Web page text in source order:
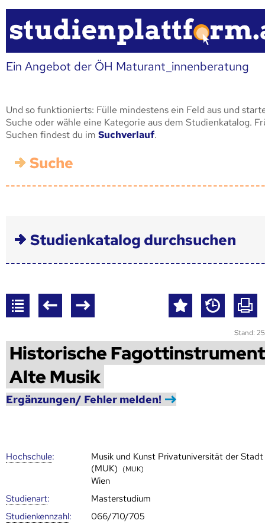
Ein Angebot der ÖH Maturant_innenberatung
Und so funktionierts: Fülle mindestens ein Feld aus und
Suche oder wähle eine Kategorie aus dem Studienkatalog.
Suchen findest du im Suchverlauf.
Suche
Studienkatalog durchsuchen
Stand:
Historische
Alte Musik
Ergänzungen/ Fehler melden!
Hoch­schule:
Musik und Kunst Privatuniversität der Stadt
(MUK)
(MUK)
Wien
Studienart:
Masterstudium
Studien­kenn­zahl:
066/710/705